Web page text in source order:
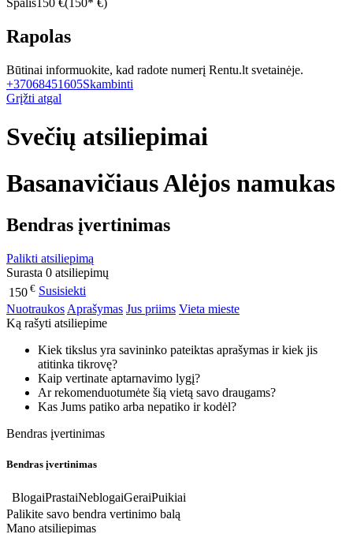
Spalis150 €(150* €)
Rapolas
Būtinai informuokite, kad radote numerį Rentu.lt svetainėje.
+37068451605Skambinti
Grįžti atgal
Svečių atsiliepimai
Basanavičiaus Alėjos namukas
Bendras įvertinimas
Palikti atsiliepimą
Surasta 0 atsiliepimų
150 € Susisiekti
Nuotraukos Aprašymas Jus priims Vieta mieste
Ką rašyti atsiliepime
Kiek tikslus yra savininko pateiktas aprašymas ir kiek jis
atitinka tikrovę?
Kaip vertinate aptarnavimo lygį?
Ar rekomenduotumėte šią vietą savo draugams?
Kas Jums patiko arba nepatiko ir kodėl?
Bendras įvertinimas
Bendras įvertinimas
BlogaiPrastaiNeblogaiGeraiPuikiai
Palikite savo bendra vertinimo balą
Mano atsiliepimas